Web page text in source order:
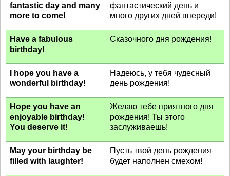
fantastic day and many
more to come!
фантастический день и
много других дней впереди!
Have a fabulous
birthday!
Сказочного дня рождения!
I hope you have a
wonderful birthday!
Надеюсь, у тебя чудесный
день рождения!
Hope you have an
enjoyable birthday!
You deserve it!
Желаю тебе приятного дня
рождения! Ты этого
заслуживаешь!
May your birthday be
filled with laughter!
Пусть твой день рождения
будет наполнен смехом!